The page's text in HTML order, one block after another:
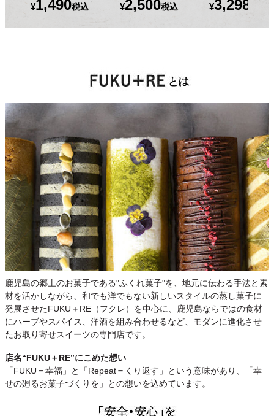
¥1,490税込 ¥2,500税込 ¥3,298
鹿児島の郷土のお菓子である"ふくれ菓子"を、地元に伝わる手法と素
材を活かしながら、和でも洋でもない新しいスタイルの蒸し菓子に
発展させたFUKU＋RE（フクレ）を中心に、鹿児島ならではの食材
にハーブやスパイス、洋酒を組み合わせるなど、モダンに進化させ
たお取り寄せスイーツの専門店です。
店名“FUKU＋RE”にこめた想い
「FUKU＝幸福」と「Repeat＝くり返す」という意味があり、「幸
せの廻るお菓子づくりを」との想いを込めています。